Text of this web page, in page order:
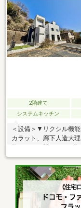
れるエクステリア】1階
き。休日のブランチや
お楽しみいただけます。
2階建て
システムキッチン
＜設備＞▼リクシル機
カラット、廊下人造大
LDにガス温水式床暖房
ップボード、タッチレ
上主寝室は約7.5帖、天
良い2階洗面脱衣室、
燥機▼【その他】約5.6
階2階に温水洗浄機能